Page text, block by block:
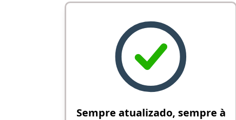
Sempre atualizado, sempre à